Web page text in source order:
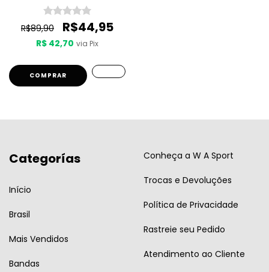
R$89,90 R$44,95
R$ 42,70 via Pix
COMPRAR
Categorías
Início
Brasil
Mais Vendidos
Bandas
Conheça a W A Sport
Trocas e Devoluções
Política de Privacidade
Rastreie seu Pedido
Atendimento ao Cliente